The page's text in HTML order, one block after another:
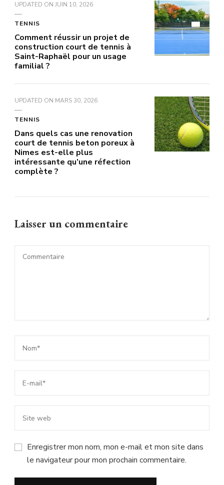
UPDATED ON JUIN 10, 2026
TENNIS
Comment réussir un projet de
construction court de tennis à
Saint-Raphaël pour un usage
familial ?
UPDATED ON MARS 30, 2026
TENNIS
Dans quels cas une renovation
court de tennis beton poreux à
Nimes est-elle plus
intéressante qu’une réfection
complète ?
Laisser un commentaire
Enregistrer mon nom, mon e-mail et mon site dans
le navigateur pour mon prochain commentaire.